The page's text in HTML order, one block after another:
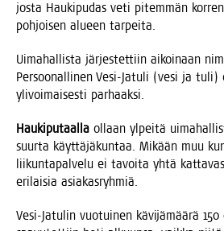
jos­ta Hau­ki­pu­das veti pitem­män
poh­joi­sen alu­een tarpeita.
Uima­hal­lis­ta jär­jes­tet­tiin aikoi­naan
Per­soo­nal­li­nen Vesi-Jatu­li (vesi ja
yli­voi­mai­ses­ti parhaaksi.
Hau­ki­pu­taal­la ollaan ylpei­tä
suur­ta käyt­tä­jä­kun­taa. Mikään muu
lii­kun­ta­pal­ve­lu ei tavoi­ta yhtä
eri­lai­sia asiakasryhmiä.
Vesi-Jatu­lin vuo­tui­nen kävi­jä­mää­rä